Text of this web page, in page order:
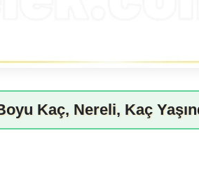
Kaç, Nereli, Kaç